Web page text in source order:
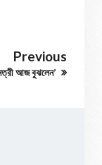
Previous
আজ বুঝলেন’